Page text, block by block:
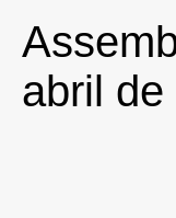
abril de